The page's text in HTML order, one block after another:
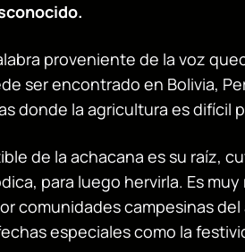
proveniente de la voz
ser encontrado en Bolivia,
donde la agricultura es difícil
de la achacana es su raíz,
para luego hervirla. Es
comunidades campesinas
especiales como la